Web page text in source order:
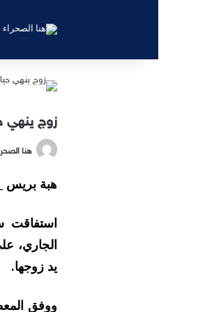
زوج ينهي
هنا
هبة
الجاري،
يد زوجها.